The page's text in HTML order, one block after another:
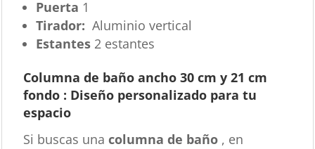
Puerta 1
Tirador: Aluminio vertical
Estantes 2 estantes
Columna de baño ancho 30 cm y 21 cm
fondo : Diseño personalizado para tu
espacio
Si buscas una columna de baño , en